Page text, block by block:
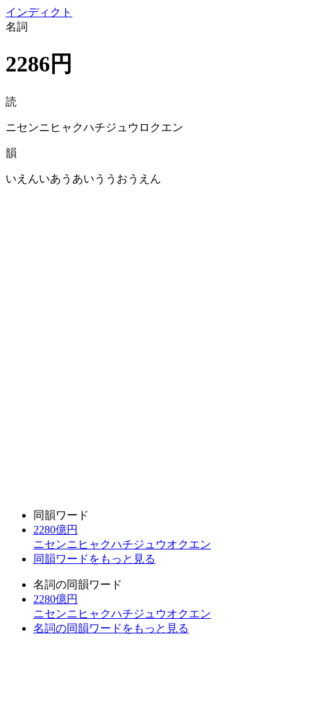
インディクト
名詞
2286円
読
ニセンニヒャクハチジュウロクエン
韻
いえんいあうあいううおうえん
同韻ワード
2280億円
ニセンニヒャクハチジュウオクエン
同韻ワードをもっと見る
名詞の同韻ワード
2280億円
ニセンニヒャクハチジュウオクエン
名詞の同韻ワードをもっと見る